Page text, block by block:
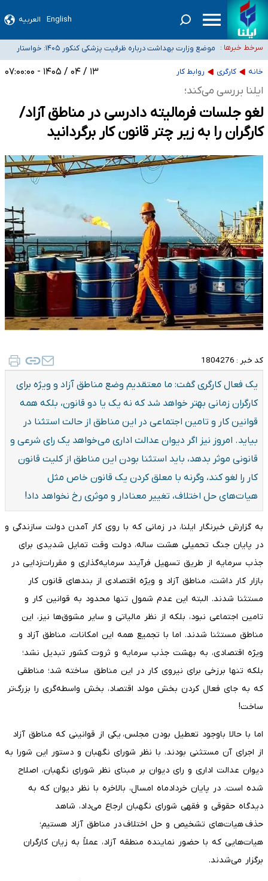
English العربیه
سرخط خبرها :
۴۰ تا ۵۰ روز گرمای نسبی در پیش داریم/ دمای تهران به ۳۸ درجه می‌رسد
موضع وزارت بهداشت درباره ظرفیت پزشکی کنکور ۱۴۰۵: خواستار
اصلاح ظرفیت‌ها هستیم، اما هنوز پاسخ مشخصی نگرفته‌ایم
تعویق آزمون ورودی دکترای تخصصی فرماندهی صحنه عملیات و
دکترای تخصصی جغرافیای نظامی دافوس آجا
خبرنگاران راویان حقیقت با دغدغه نان، مسکن و بیمه
آخرین وضعیت شیوع عفونت‌های تنفسی در کشور/ خوزستان و کرمان بالاتر از
خانه کارگری روابط کار ۱۳ / ۰۴ / ۱۴۰۵ - ۰۷:۰۰:۰۰
ایلنا بررسی می‌کند؛
لغو جلسات فرمالیته دادرسی در مناطق آزاد/
کارگران را به زیر چتر قانون کار برگردانید
کد خبر : 1804276
یک فعال کارگری گفت: ما معتقدیم وضع مناطق آزاد و ویژه برای
کارگران زمانی بهتر خواهد شد که نه یک یا دو قانون، بلکه همه
قوانین کار و تامین اجتماعی در این مناطق از حالت استثنا در
بیاید. امروز نیز اگر دیوان عدالت اداری می‌خواهد یک رای شرعی و
قانونی موثر بدهد، باید استثنا بودن این مناطق از کلیت قانون
کار را لغو کند، وگرنه با معلق کردن یک قانون خاص مثل
هیات‌های حل اختلاف، تغییر معنادار و موثری رخ نخواهد داد!
به گزارش خبرنگار ایلنا، در زمانی که با روی کار آمدن دولت سازندگی و
در پایان جنگ تحمیلی هشت ساله، دولت‌ وقت تمایل شدیدی برای
جذب سرمایه از طریق تسهیل فرآیند سرمایه‌گذاری و مقررات‌زدایی در
بازار کار داشت، مناطق آزاد و ویژه اقتصادی از بندهای قانون کار
مستثنا شدند. البته این عدم شمول تنها محدود به قوانین کار و
تامین اجتماعی نبود، بلکه از نظر مالیاتی و سایر مشوق‌ها نیز، این
مناطق مستثنا شدند. اما با تجمیع همه این امکانات، مناطق آزاد و
ویژه اقتصادی، به بهشت جذب سرمایه و ثروت کشور تبدیل نشد؛
بلکه تنها برزخی برای نیروی کار در این مناطق ساخته شد؛ مناطقی
که به جای فعال کردن بخش مولد اقتصاد، بخش واسطه‌گری را بزرگ‌تر
ساخت!
اما با حالا باوجود تعطیل بودن مجلس، یکی از قوانینی که مناطق آزاد
از اجرای آن مستثنی بودند، با نظر شورای نگهبان و دستور این شورا به
دیوان عدالت اداری و رای دیوان بر مبنای نظر شورای نگهبان، اصلاح
شده است. در پایان خردادماه امسال، بالاخره با نظر دیوان که به
دیدگاه حقوقی و فقهی شورای نگهبان ارجاع می‌داد، شاهد
حذف هیات‌های تشخیص و حل اختلاف در مناطق آزاد هستیم؛
هیات‌هایی که با حضور نماینده منطقه آزاد، عملاً به زیان کارگران
برگزار می‌شدند.